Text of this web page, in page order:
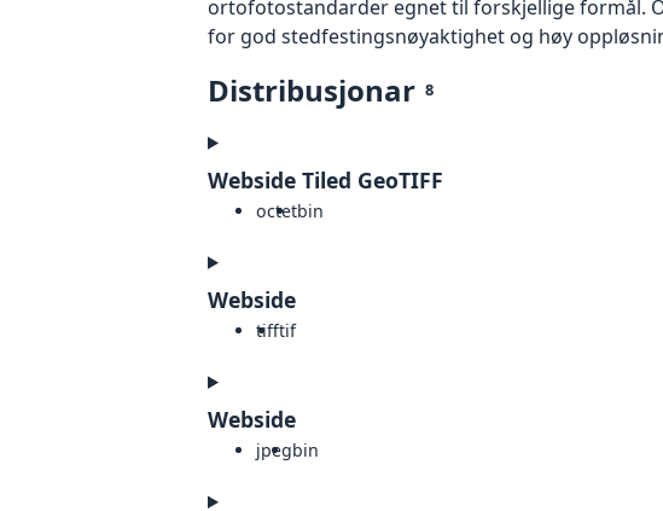
ortofotostandarder egnet til forskjellige formål.
for god stedfestingsnøyaktighet og høy
Distribusjonar 8
Webside Tiled GeoTIFF
octetbin
Webside
tifftif
Webside
jpegbin